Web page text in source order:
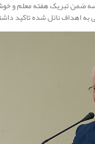
ضمن تبریک هفته معلم و
به اهداف نائل شده تاکید